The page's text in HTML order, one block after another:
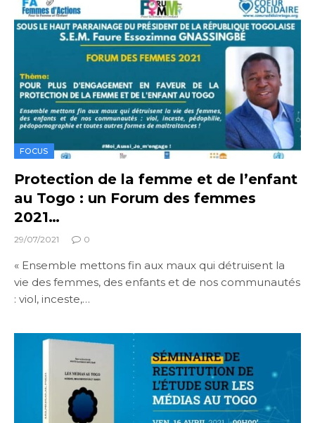
FOCUS
Protection de la femme et de l’enfant
au Togo : un Forum des femmes
2021…
29/07/2021 0
« Ensemble mettons fin aux maux qui détruisent la
vie des femmes, des enfants et de nos communautés
: viol, inceste,…